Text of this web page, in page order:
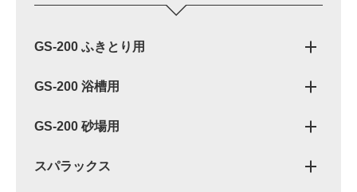
GS-200 ふきとり用
GS-200 浴槽用
GS-200 砂場用
スパラックス